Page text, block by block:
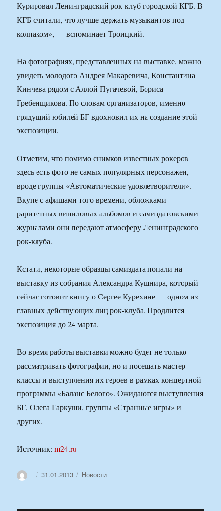
Курировал Ленинградский рок-клуб городской КГБ. В
КГБ считали, что лучше держать музыкантов под
колпаком», — вспоминает Троицкий.
На фотографиях, представленных на выставке, можно
увидеть молодого Андрея Макаревича, Константина
Кинчева рядом с Аллой Пугачевой, Бориса
Гребенщикова. По словам организаторов, именно
грядущий юбилей БГ вдохновил их на создание этой
экспозиции.
Отметим, что помимо снимков известных рокеров
здесь есть фото не самых популярных персонажей,
вроде группы «Автоматические удовлетворители».
Вкупе с афишами того времени, обложками
раритетных виниловых альбомов и самиздатовскими
журналами они передают атмосферу Ленинградского
рок-клуба.
Кстати, некоторые образцы самиздата попали на
выставку из собрания Александра Кушнира, который
сейчас готовит книгу о Сергее Курехине — одном из
главных действующих лиц рок-клуба. Продлится
экспозиция до 24 марта.
Во время работы выставки можно будет не только
рассматривать фотографии, но и посещать мастер-
классы и выступления их героев в рамках концертной
программы «Баланс Белого». Ожидаются выступления
БГ, Олега Гаркуши, группы «Странные игры» и
других.
Источник:m24.ru
АвторОпубликовано
31.01.2013 Рубрики
Новости